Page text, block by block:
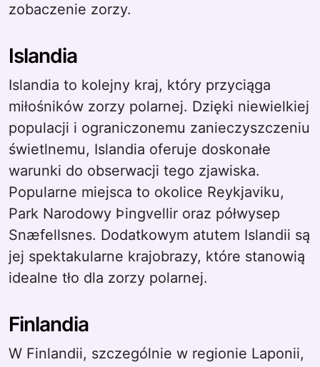
zobaczenie zorzy.
Islandia
Islandia to kolejny kraj, który przyciąga
miłośników zorzy polarnej. Dzięki niewielkiej
populacji i ograniczonemu zanieczyszczeniu
świetlnemu, Islandia oferuje doskonałe
warunki do obserwacji tego zjawiska.
Popularne miejsca to okolice Reykjaviku,
Park Narodowy Þingvellir oraz półwysep
Snæfellsnes. Dodatkowym atutem Islandii są
jej spektakularne krajobrazy, które stanowią
idealne tło dla zorzy polarnej.
Finlandia
W Finlandii, szczególnie w regionie Laponii,